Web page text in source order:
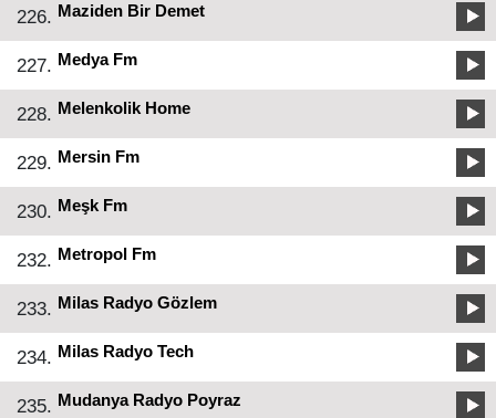
226. Maziden Bir Demet
227. Medya Fm
228. Melenkolik Home
229. Mersin Fm
230. Meşk Fm
232. Metropol Fm
233. Milas Radyo Gözlem
234. Milas Radyo Tech
235. Mudanya Radyo Poyraz